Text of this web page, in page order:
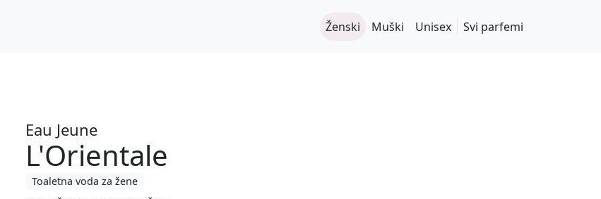
Ženski Muški Unisex Svi parfemi
Eau Jeune
L'Orientale
Toaletna voda za žene